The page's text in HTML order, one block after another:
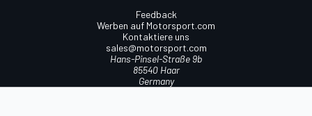
Feedback
Werben auf Motorsport.com
Kontaktiere uns
sales@motorsport.com
Hans-Pinsel-Straße 9b
85540 Haar
Germany